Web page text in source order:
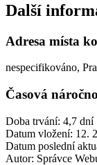
Další
Adresa místa
nespecifikováno,
Časová
Doba trvání: 4,7 dní
Datum vložení: 12.
Datum poslední
Autor: Správce